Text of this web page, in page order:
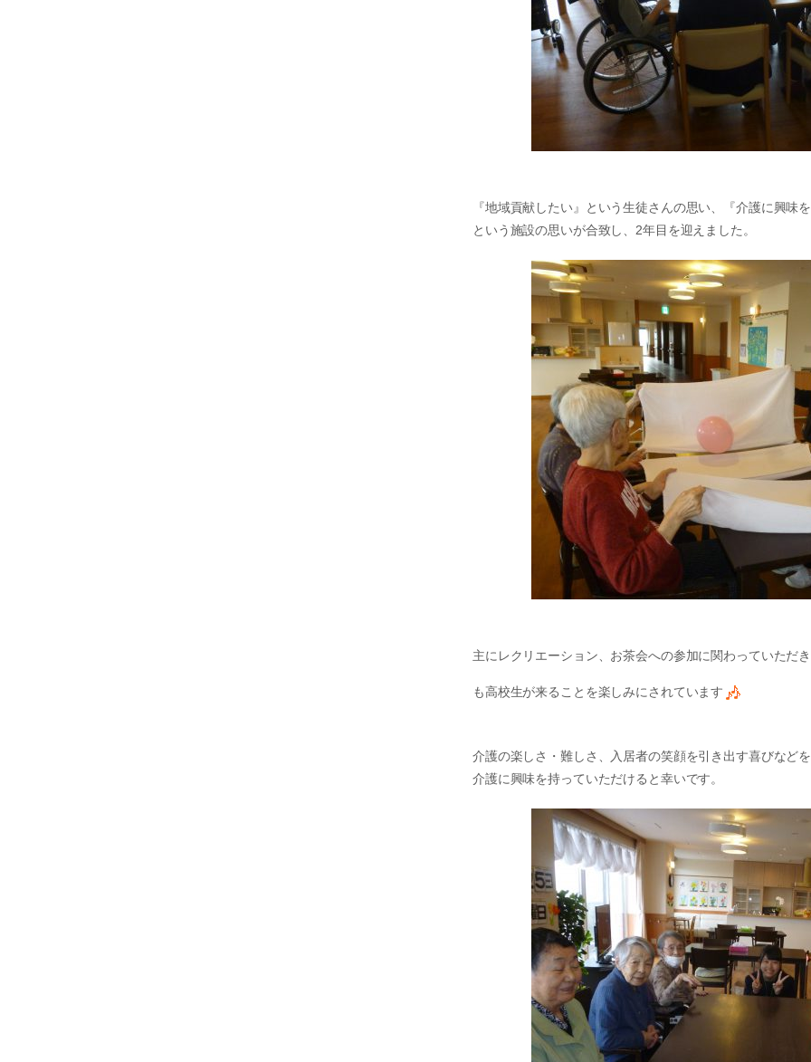
『地域貢献したい』という生徒さんの思い、『介護に興味
という施設の思いが合致し、2年目を迎えました。
主にレクリエーション、お茶会への参加に関わっていただ
も高校生が来ることを楽しみにされています
介護の楽しさ・難しさ、入居者の笑顔を引き出す喜びなどを
介護に興味を持っていただけると幸いです。